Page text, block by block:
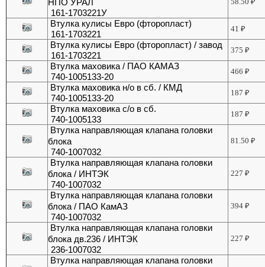
НПО УРАЛ
161-1703221У
Втулка кулисы Евро (фторопласт)
161-1703221
41₽
Втулка кулисы Евро (фторопласт) / завод
161-1703221
375₽
Втулка маховика / ПАО КАМАЗ
740-1005133-20
466₽
Втулка маховика н/о в сб. / КМД
740-1005133-20
187₽
Втулка маховика с/о в сб.
740-1005133
187₽
Втулка направляющая клапана головки
блока
740-1007032
81.50₽
Втулка направляющая клапана головки
блока / ИНТЭК
740-1007032
227₽
Втулка направляющая клапана головки
блока / ПАО КамАЗ
740-1007032
394₽
Втулка направляющая клапана головки
блока дв.236 / ИНТЭК
236-1007032
227₽
Втулка направляющая клапана головки